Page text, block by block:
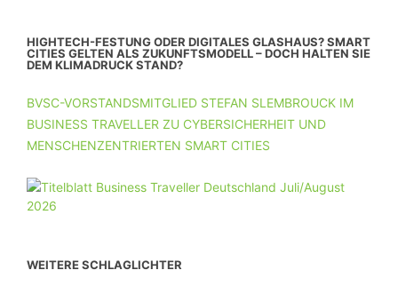
HIGHTECH-FESTUNG ODER DIGITALES GLASHAUS? SMART
CITIES GELTEN ALS ZUKUNFTSMODELL – DOCH HALTEN SIE
DEM KLIMADRUCK STAND?
BVSC-VORSTANDSMITGLIED STEFAN SLEMBROUCK IM
BUSINESS TRAVELLER ZU CYBERSICHERHEIT UND
MENSCHENZENTRIERTEN SMART CITIES
WEITERE SCHLAGLICHTER